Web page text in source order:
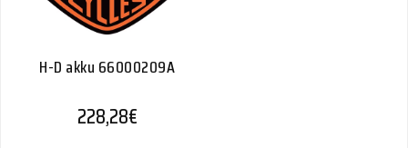
H-D akku 66000209A
228,28€